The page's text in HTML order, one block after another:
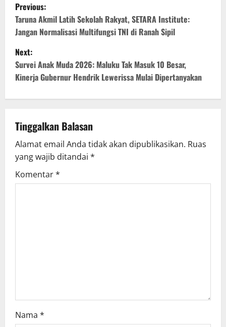
Previous:
Taruna Akmil Latih Sekolah Rakyat, SETARA Institute:
Jangan Normalisasi Multifungsi TNI di Ranah Sipil
Next:
Survei Anak Muda 2026: Maluku Tak Masuk 10 Besar,
Kinerja Gubernur Hendrik Lewerissa Mulai Dipertanyakan
Tinggalkan Balasan
Alamat email Anda tidak akan dipublikasikan. Ruas
yang wajib ditandai *
Komentar*
Nama *